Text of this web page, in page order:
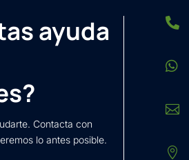
ayuda
Contacta con
lo antes posible.



